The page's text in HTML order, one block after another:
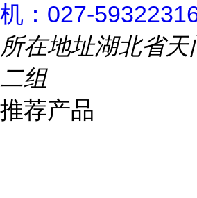
机：027-
所在地址湖北省天
二组
推荐产品